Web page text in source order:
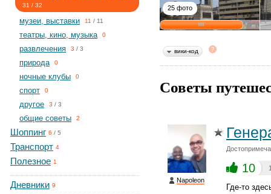
31 / 32
музеи, выставки 11 / 11
театры, кино, музыка 0
развлечения 3 / 3
природа 0
ночные клубы 0
спорт 0
другое 3 / 3
общие советы 2
Шоппинг 6 / 5
Транспорт 4
Полезное 1
Дневники 9
25 фото
вики-код
Советы
Napoleon
10
Где-то